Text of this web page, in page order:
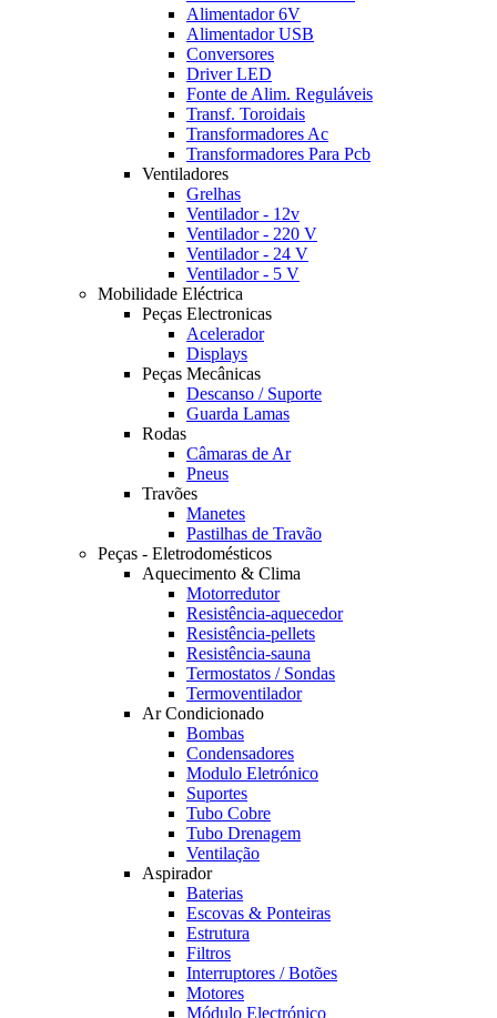
Alimentador 6V
Alimentador USB
Conversores
Driver LED
Fonte de Alim. Reguláveis
Transf. Toroidais
Transformadores Ac
Transformadores Para Pcb
Ventiladores
Grelhas
Ventilador - 12v
Ventilador - 220 V
Ventilador - 24 V
Ventilador - 5 V
Mobilidade Eléctrica
Peças Electronicas
Acelerador
Displays
Peças Mecânicas
Descanso / Suporte
Guarda Lamas
Rodas
Câmaras de Ar
Pneus
Travões
Manetes
Pastilhas de Travão
Peças - Eletrodomésticos
Aquecimento & Clima
Motorredutor
Resistência-aquecedor
Resistência-pellets
Resistência-sauna
Termostatos / Sondas
Termoventilador
Ar Condicionado
Bombas
Condensadores
Modulo Eletrónico
Suportes
Tubo Cobre
Tubo Drenagem
Ventilação
Aspirador
Baterias
Escovas & Ponteiras
Estrutura
Filtros
Interruptores / Botões
Motores
Módulo Electrónico